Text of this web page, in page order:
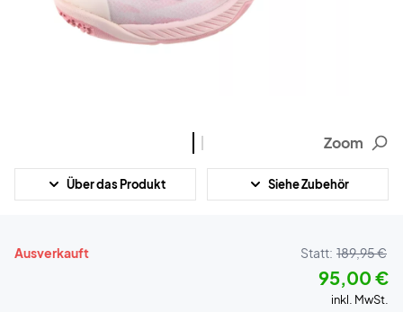
Zoom
Über das Produkt Siehe Zubehör
Ausverkauft Statt: 189,95 €
95,00 €
inkl. MwSt.